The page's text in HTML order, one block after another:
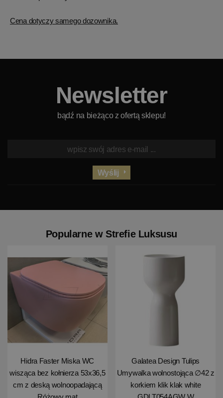
Cena dotyczy samego dozownika.
Newsletter
bądź na bieżąco z ofertą sklepu!
Wyślij
Popularne w Strefie Luksusu
Hidra Faster Miska WC
wisząca bez kołnierza 53x36,5
cm z deską wolnoopadającą
Galatea Design Tulips
Umywalka wolnostojąca ∅42 z
korkiem klik klak white